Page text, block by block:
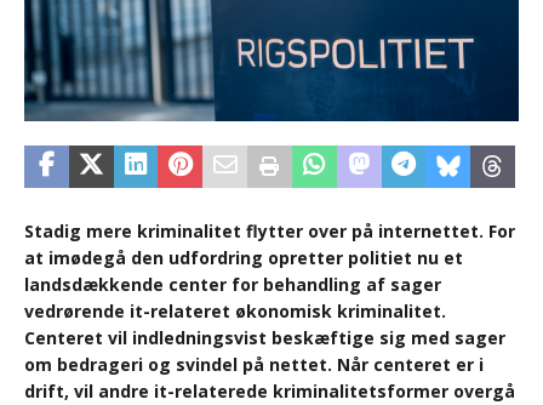
Stadig mere kriminalitet flytter over på internettet. For
at imødegå den udfordring opretter politiet nu et
landsdækkende center for behandling af sager
vedrørende it-relateret økonomisk kriminalitet.
Centeret vil indledningsvist beskæftige sig med sager
om bedrageri og svindel på nettet. Når centeret er i
drift, vil andre it-relaterede kriminalitetsformer overgå